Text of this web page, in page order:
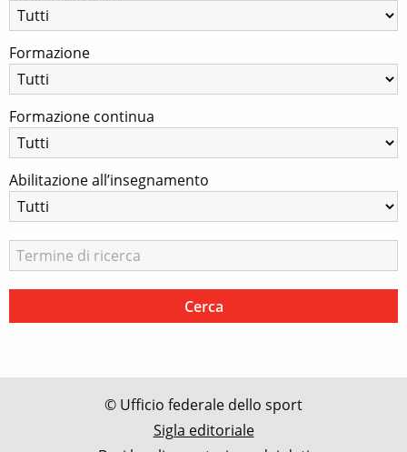
Formazione
Formazione continua
Abilitazione all’insegnamento
© Ufficio federale dello sport
Sigla editoriale